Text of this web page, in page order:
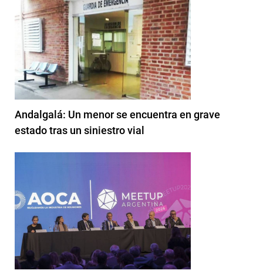
Andalgalá: Un menor se encuentra en grave
estado tras un siniestro vial